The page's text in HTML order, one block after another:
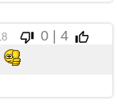
0 | 4